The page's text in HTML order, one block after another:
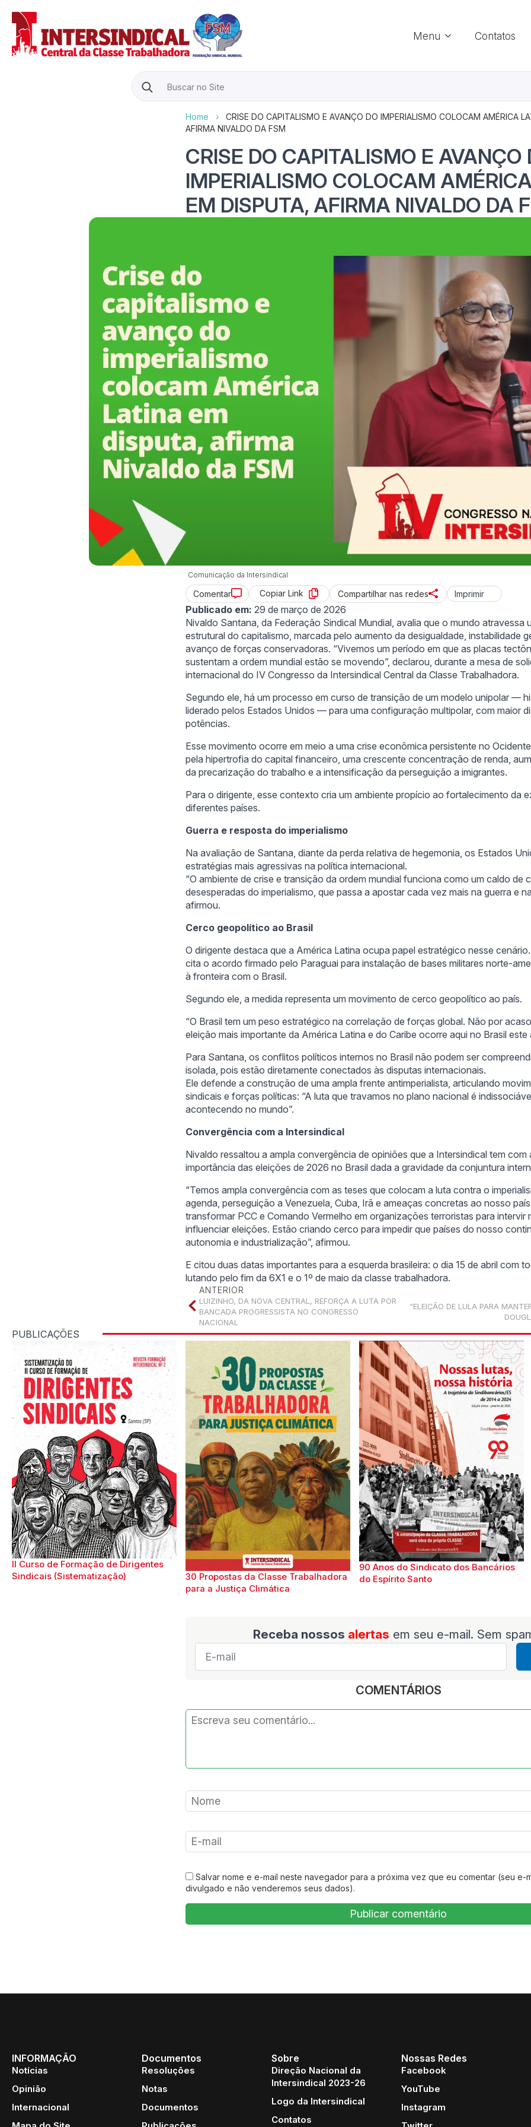
Menu Contatos
Search
for:
Home ›
CRISE DO CAPITALISMO E AVANÇO DO IMPERIALISMO COLOCAM AMÉRICA
AFIRMA NIVALDO DA FSM
CRISE DO CAPITALISMO E AVANÇO
IMPERIALISMO COLOCAM
EM DISPUTA, AFIRMA NIVALDO DA
Comunicação da Intersindical
Comentar Copiar Link Compartilhar nas redes Imprimir
Publicado em: 29 de março de 2026
Nivaldo Santana, da Federação Sindical Mundial, avalia que o mundo atravessa
estrutural do capitalismo, marcada pelo aumento da desigualdade, instabilidade
avanço de forças conservadoras. “Vivemos um período em que as placas
sustentam a ordem mundial estão se movendo”, declarou, durante a mesa de
internacional do IV Congresso da Intersindical Central da Classe Trabalhadora.
Segundo ele, há um processo em curso de transição de um modelo unipolar —
liderado pelos Estados Unidos — para uma configuração multipolar, com maior
potências.
Esse movimento ocorre em meio a uma crise econômica persistente no
pela hipertrofia do capital financeiro, uma crescente concentração de renda,
da precarização do trabalho e a intensificação da perseguição a imigrantes.
Para o dirigente, esse contexto cria um ambiente propício ao fortalecimento da
diferentes países.
Guerra e resposta do imperialismo
Na avaliação de Santana, diante da perda relativa de hegemonia, os Estados
estratégias mais agressivas na política internacional.
“O ambiente de crise e transição da ordem mundial funciona como um caldo de
desesperadas do imperialismo, que passa a apostar cada vez mais na guerra e
afirmou.
Cerco geopolítico ao Brasil
O dirigente destaca que a América Latina ocupa papel estratégico nesse
cita o acordo firmado pelo Paraguai para instalação de bases militares norte-
à fronteira com o Brasil.
Segundo ele, a medida representa um movimento de cerco geopolítico ao país.
“O Brasil tem um peso estratégico na correlação de forças global. Não por
eleição mais importante da América Latina e do Caribe ocorre aqui no Brasil este
Para Santana, os conflitos políticos internos no Brasil não podem ser
isolada, pois estão diretamente conectados às disputas internacionais.
Ele defende a construção de uma ampla frente antimperialista, articulando
sindicais e forças políticas: “A luta que travamos no plano nacional é
acontecendo no mundo”.
Convergência com a Intersindical
Nivaldo ressaltou a ampla convergência de opiniões que a Intersindical tem com
importância das eleições de 2026 no Brasil dada a gravidade da conjuntura
“Temos ampla convergência com as teses que colocam a luta contra o
agenda, perseguição a Venezuela, Cuba, Irã e ameaças concretas ao nosso
transformar PCC e Comando Vermelho em organizações terroristas para intervir
influenciar eleições. Estão criando cerco para impedir que países do nosso
autonomia e industrialização”, afirmou.
E citou duas datas importantes para a esquerda brasileira: o dia 15 de abril com
lutando pelo fim da 6X1 e o 1º de maio da classe trabalhadora.
“ELEIÇÃO DE LULA PARA
ANTERIOR
LUIZINHO, DA NOVA CENTRAL, REFORÇA A LUTA POR
BANCADA PROGRESSISTA NO CONGRESSO
NACIONAL
PUBLICAÇÕES
II Curso de Formação de Dirigentes
Sindicais (Sistematização)
30 Propostas da Classe Trabalhadora
para a Justiça Climática
90 Anos do Sindicato dos Bancários
do Espírito Santo
Receba nossos alertas em seu e-mail. Sem
E-
mail
COMENTÁRIOS
Salvar nome e e-mail neste navegador para a próxima vez que eu comentar (seu e-
divulgado e não venderemos seus dados).
INFORMAÇÃO
Notícias
Opinião
Internacional
Documentos
Resoluções
Notas
Documentos
Sobre
Direção Nacional da
Intersindical 2023-26
Logo da Intersindical
Contatos
Nossas Redes
Facebook
YouTube
Instagram